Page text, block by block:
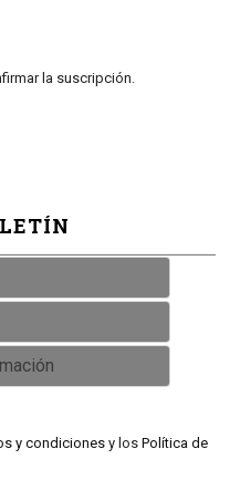
la suscripción.
y condicionesy los Política de